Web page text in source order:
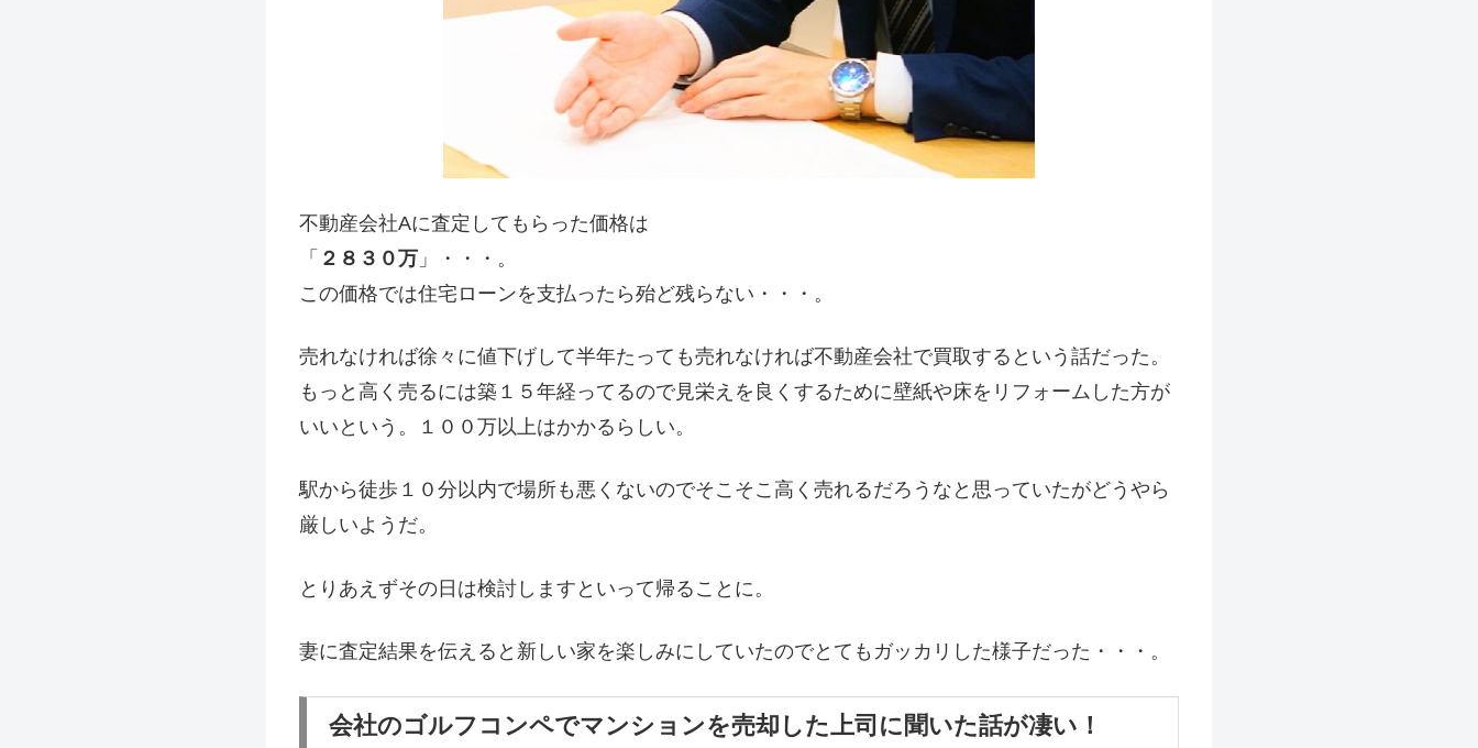
不動産会社Aに査定してもらった価格は
「 ２８３０万 」・・・。
この価格では住宅ローンを支払ったら殆ど残らない・・・。
売れなければ徐々に値下げして半年たっても売れなければ不動産会社で買取するという話だった。
もっと高く売るには築１５年経ってるので見栄えを良くするために壁紙や床をリフォームした方が
いいという。１００万以上はかかるらしい。
駅から徒歩１０分以内で場所も悪くないのでそこそこ高く売れるだろうなと思っていたがどうやら
厳しいようだ。
とりあえずその日は検討しますといって帰ることに。
妻に査定結果を伝えると新しい家を楽しみにしていたのでとてもガッカリした様子だった・・・。
会社のゴルフコンペでマンションを売却した上司に聞いた話が凄い！